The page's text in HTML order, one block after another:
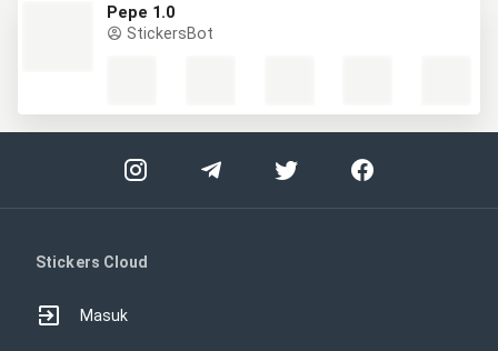
Pepe 1.0
StickersBot
Stickers Cloud
Masuk